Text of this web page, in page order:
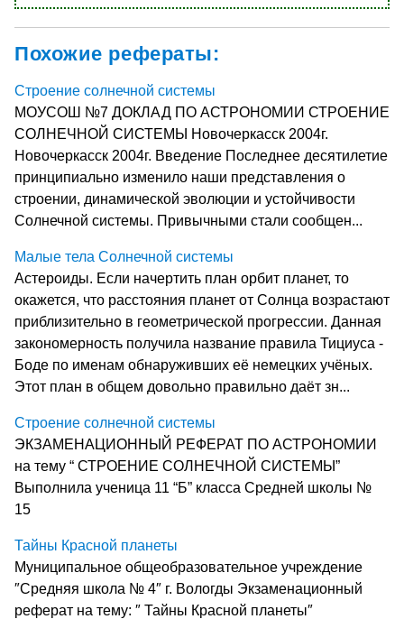
Похожие рефераты:
Строение солнечной системы
МОУСОШ №7 ДОКЛАД ПО АСТРОНОМИИ СТРОЕНИЕ
СОЛНЕЧНОЙ СИСТЕМЫ Новочеркасск 2004г.
Новочеркасск 2004г. Введение Последнее десятилетие
принципиально изменило наши представления о
строении, динамической эволюции и устойчивости
Солнечной системы. Привычными стали сообщен...
Малые тела Солнечной системы
Астероиды. Если начертить план орбит планет, то
окажется, что расстояния планет от Солнца возрастают
приблизительно в геометрической прогрессии. Данная
закономерность получила название правила Тициуса -
Боде по именам обнаруживших её немецких учёных.
Этот план в общем довольно правильно даёт зн...
Строение солнечной системы
ЭКЗАМЕНАЦИОННЫЙ РЕФЕРАТ ПО АСТРОНОМИИ
на тему “ СТРОЕНИЕ СОЛНЕЧНОЙ СИСТЕМЫ”
Выполнила ученица 11 “Б” класса Средней школы №
15
Тайны Красной планеты
Муниципальное общеобразовательное учреждение
″Средняя школа № 4″ г. Вологды Экзаменационный
реферат на тему: ″ Тайны Красной планеты″